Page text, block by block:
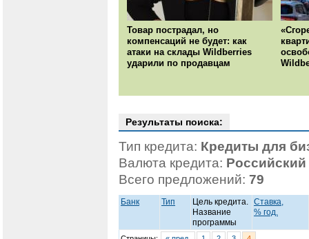
Товар пострадал, но
компенсаций не будет: как
атаки на склады Wildberries
ударили по продавцам
Результаты поиска:
Тип кредита: Кредиты для
Валюта кредита:
Всего предложений: 79
Банк Тип
Цель кредита.
Название
программы
Ставка,
% год.